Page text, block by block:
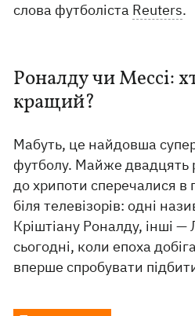
слова футболіста Reuters.
Роналду чи Мессі:
кращий?
Мабуть, це найдовша
футболу. Майже двадцять
до хрипоти сперечалися в
біля телевізорів: одні
Кріштіану Роналду, інші —
сьогодні, коли епоха
вперше спробувати